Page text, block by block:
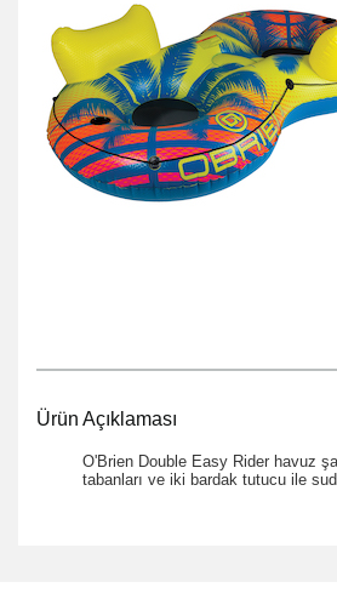
Ürün Açıklaması
O'Brien Double Easy Rider havuz
tabanları ve iki bardak tutucu ile